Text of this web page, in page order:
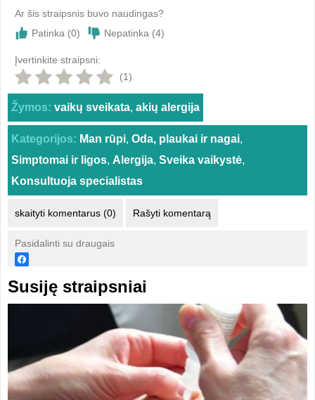
Ar šis straipsnis buvo naudingas?
Patinka (0) Nepatinka (4)
Įvertinkite straipsni:
(1)
Žymos: vaikų sveikata, akių alergija
Kategorijos: Man rūpi, Oda, plaukai ir nagai,
Simptomai ir ligos, Alergija, Sveika vaikystė,
Konsultuoja specialistas
skaityti komentarus (0) Rašyti komentarą
Pasidalinti su draugais
Susiję straipsniai